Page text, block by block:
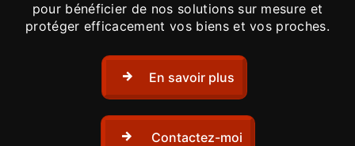
pour bénéficier de nos solutions sur mesure et
protéger efficacement vos biens et vos proches.
En savoir plus
Contactez-moi